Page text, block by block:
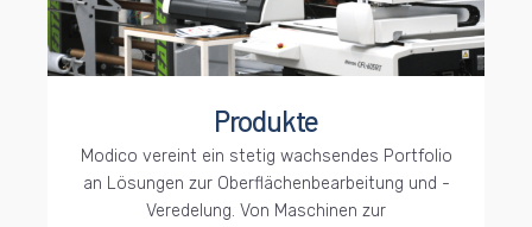
Produkte
Modico vereint ein stetig wachsendes Portfolio
an Lösungen zur Oberflächenbearbeitung und -
Veredelung. Von Maschinen zur